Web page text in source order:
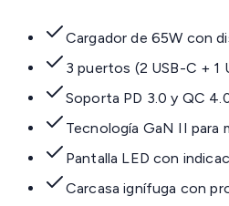
Cargador de 65W con
3 puertos (2 USB-C + 1
Soporta PD 3.0 y QC
Tecnología GaN II para
Pantalla LED con
Carcasa ignífuga con